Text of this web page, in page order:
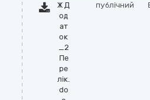
Ж Д
од
ат
ок
_2
Пе
ре
лік.
do
публічний